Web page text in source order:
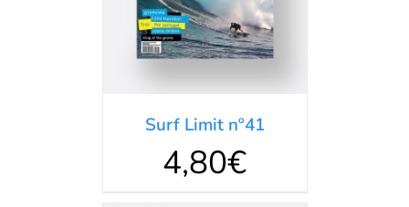
Surf Limit nº41
4,80€